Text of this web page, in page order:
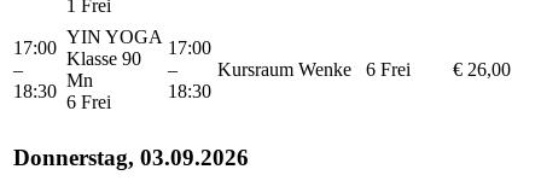
1 Frei
17:00
–
18:30
YIN YOGA
Klasse 90
Mn
6 Frei
17:00
–
18:30
Kursraum Wenke 6 Frei € 26,00
Donnerstag, 03.09.2026